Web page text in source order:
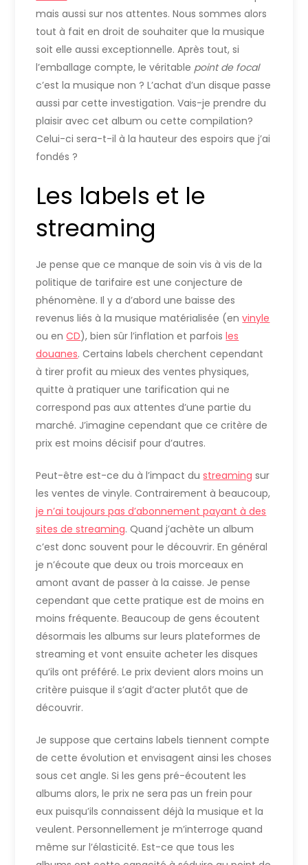
mais aussi sur nos attentes. Nous sommes alors
tout à fait en droit de souhaiter que la musique
soit elle aussi exceptionnelle. Après tout, si
l’emballage compte, le véritable point de focal
c’est la musique non ? L’achat d’un disque passe
aussi par cette investigation. Vais-je prendre du
plaisir avec cet album ou cette compilation?
Celui-ci sera-t-il à la hauteur des espoirs que j’ai
fondés ?
Les labels et le
streaming
Je pense que ce manque de soin vis à vis de la
politique de tarifaire est une conjecture de
phénomène. Il y a d’abord une baisse des
revenus liés à la musique matérialisée (envinyle
ou enCD), bien sûr l’inflation et parfoisles
douanes. Certains labels cherchent cependant
à tirer profit au mieux des ventes physiques,
quitte à pratiquer une tarification qui ne
correspond pas aux attentes d’une partie du
marché. J’imagine cependant que ce critère de
prix est moins décisif pour d’autres.
Peut-être est-ce du à l’impact dustreaming sur
les ventes de vinyle. Contrairement à beaucoup,
je n’ai toujours pas d’abonnement payant à des
sites de streaming. Quand j’achète un album
c’est donc souvent pour le découvrir. En général
je n’écoute que deux ou trois morceaux en
amont avant de passer à la caisse. Je pense
cependant que cette pratique est de moins en
moins fréquente. Beaucoup de gens écoutent
désormais les albums sur leurs plateformes de
streaming et vont ensuite acheter les disques
qu’ils ont préféré. Le prix devient alors moins un
critère puisque il s’agit d’acter plutôt que de
découvrir.
Je suppose que certains labels tiennent compte
de cette évolution et envisagent ainsi les choses
sous cet angle. Si les gens pré-écoutent les
albums alors, le prix ne sera pas un frein pour
eux puisqu’ils connaissent déjà la musique et la
veulent. Personnellement je m’interroge quand
même sur l’élasticité. Est-ce que tous les